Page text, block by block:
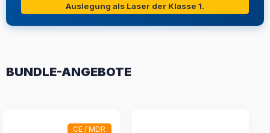
BUNDLE-ANGEBOTE
CE / MDR
Auslegung als Laser der Klasse 1.